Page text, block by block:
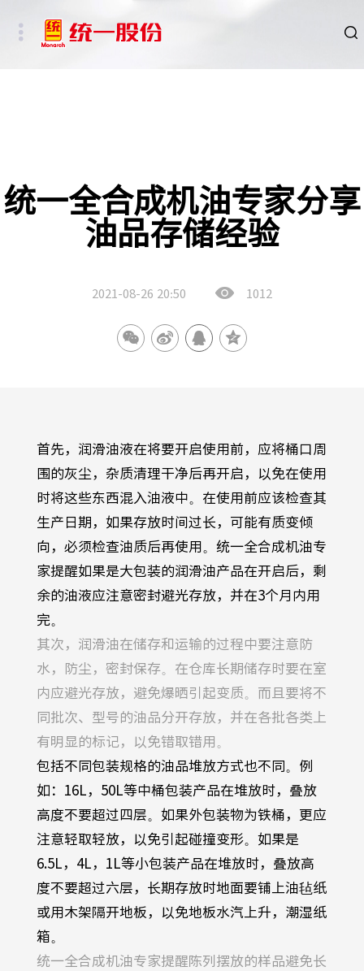
ESG
新能源车、新能源基础设施及数字社会相关行业
统一全合成机油专家分享
油品存储经验
2021-08-26 20:50 1012
首先，润滑油液在将要开启使用前，应将桶口周
围的灰尘，杂质清理干净后再开启，以免在使用
时将这些东西混入油液中。在使用前应该检查其
生产日期，如果存放时间过长，可能有质变倾
向，必须检查油质后再使用。统一全合成机油专
家提醒如果是大包装的润滑油产品在开启后，剩
余的油液应注意密封避光存放，并在3个月内用
完。
其次，润滑油在储存和运输的过程中要注意防
水，防尘，密封保存。在仓库长期储存时要在室
内应避光存放，避免爆晒引起变质。而且要将不
同批次、型号的油品分开存放，并在各批各类上
有明显的标记，以免错取错用。
包括不同包装规格的油品堆放方式也不同。例
如： 16L， 50L等中桶包装产品在堆放时，叠放
高度不要超过四层。如果外包装物为铁桶，更应
注意轻取轻放，以免引起碰撞变形。如果是
6.5L， 4L， 1L等小包装产品在堆放时，叠放高
度不要超过六层，长期存放时地面要铺上油毡纸
或用木架隔开地板，以免地板水汽上升，潮湿纸
箱。
统一全合成机油专家提醒陈列摆放的样品避免长